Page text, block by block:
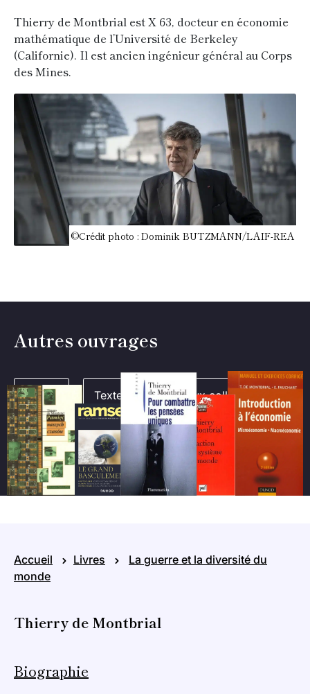
Thierry de Montbrial est X 63, docteur en économie
mathématique de l’Université de Berkeley
(Californie). Il est ancien ingénieur général au Corps
des Mines.
©Crédit photo : Dominik BUTZMANN/LAIF-REA
Autres ouvrages
Livres Textes Travaux collectifs
Accueil Livres
La guerre et la diversité du
monde
Thierry de Montbrial
Biographie